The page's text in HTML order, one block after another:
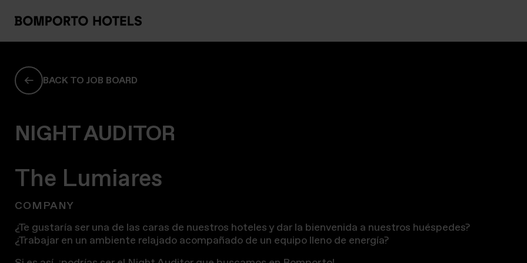
BACK TO JOB BOARD
NIGHT AUDITOR
The Lumiares
COMPANY
¿Te gustaría ser una de las caras de nuestros hoteles y dar la bienvenida a nuestros huéspedes?
¿Trabajar en un ambiente relajado acompañado de un equipo lleno de energía?